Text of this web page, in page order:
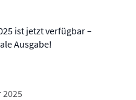
ist jetzt verfügbar –
Ausgabe!